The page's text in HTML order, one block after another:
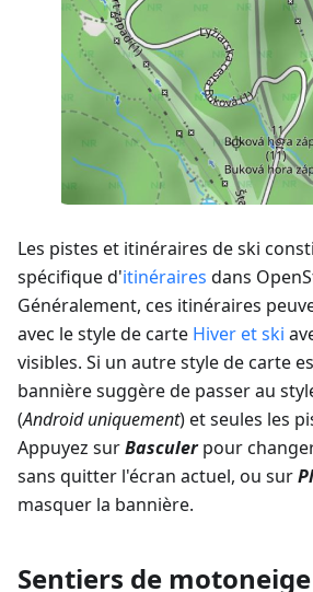
Les pistes et itinéraires de ski
spécifique d'itinéraires dans
Généralement, ces itinéraires
avec le style de carte Hiver et ski
visibles. Si un autre style de carte
bannière suggère de passer au
(Android uniquement) et seules les
Appuyez surBasculerpour
sans quitter l'écran actuel, ou sur
masquer la bannière.
Sentiers de motoneige